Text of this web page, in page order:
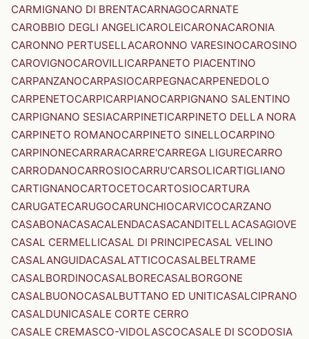
CARMIGNANO DI BRENTACARNAGOCARNATE
CAROBBIO DEGLI ANGELICAROLEICARONACARONIA
CARONNO PERTUSELLACARONNO VARESINOCAROSINO
CAROVIGNOCAROVILLICARPANETO PIACENTINO
CARPANZANOCARPASIOCARPEGNACARPENEDOLO
CARPENETOCARPICARPIANOCARPIGNANO SALENTINO
CARPIGNANO SESIACARPINETICARPINETO DELLA NORA
CARPINETO ROMANOCARPINETO SINELLOCARPINO
CARPINONECARRARACARRE'CARREGA LIGURECARRO
CARRODANOCARROSIOCARRU'CARSOLICARTIGLIANO
CARTIGNANOCARTOCETOCARTOSIOCARTURA
CARUGATECARUGOCARUNCHIOCARVICOCARZANO
CASABONACASACALENDACASACANDITELLACASAGIOVE
CASAL CERMELLICASAL DI PRINCIPECASAL VELINO
CASALANGUIDACASALATTICOCASALBELTRAME
CASALBORDINOCASALBORECASALBORGONE
CASALBUONOCASALBUTTANO ED UNITICASALCIPRANO
CASALDUNICASALE CORTE CERRO
CASALE CREMASCO-VIDOLASCOCASALE DI SCODOSIA